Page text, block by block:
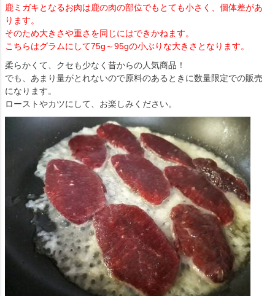
鹿ミガキとなるお肉は鹿の肉の部位でもとても小さく、個体差があ
ります。
そのため大きさや重さを同じにはできかねます。
こちらはグラムにして75g～95gの小ぶりな大きさとなります。
柔らかくて、クセも少なく昔からの人気商品！
でも、あまり量がとれないので原料のあるときに数量限定での販売
になります。
ローストやカツにして、お楽しみください。